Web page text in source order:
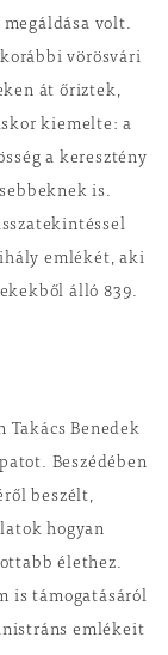
volt.
vörösvári
át őriztek,
kiemelte: a
a keresztény
is.
emlékét, aki
álló 839.
Takács Benedek
Beszédében
beszélt,
hogyan
élethez.
is támogatásáról
emlékeit